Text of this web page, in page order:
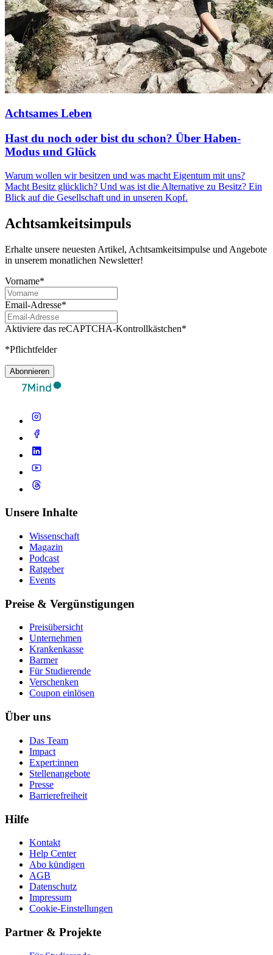
Achtsames Leben
Hast du noch oder bist du schon? Über Haben-
Modus und Glück
Warum wollen wir besitzen und was macht Eigentum mit uns?
Macht Besitz glücklich? Und was ist die Alternative zu Besitz? Ein
Blick auf die Gesellschaft und in unseren Kopf.
Achtsamkeitsimpuls
Erhalte unsere neuesten Artikel, Achtsamkeitsimpulse und Angebote
in unserem monatlichen Newsletter!
Vorname*
Email-Adresse*
Aktiviere das reCAPTCHA-Kontrollkästchen*
*Pflichtfelder
Abonnieren
Unsere Inhalte
Wissenschaft
Magazin
Podcast
Ratgeber
Events
Preise & Vergünstigungen
Preisübersicht
Unternehmen
Krankenkasse
Barmer
Für Studierende
Ver­schen­ken
Coupon einlösen
Über uns
Das Team
Impact
Expert:innen
Stellenangebote
Presse
Barrierefreiheit
Hilfe
Kontakt
Help Center
Abo kündigen
AGB
Datenschutz
Impressum
Cookie-Einstellungen
Partner & Projekte